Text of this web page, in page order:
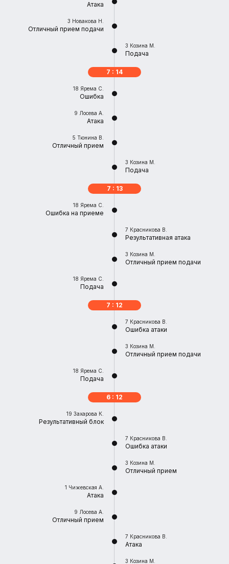
Атака
3 Новакова Н.
Отличный прием подачи
3 Козина М.
Подача
7 : 14
18 Ярема С.
Ошибка
9 Лосева А.
Атака
5 Тюнина В.
Отличный прием
3 Козина М.
Подача
7 : 13
18 Ярема С.
Ошибка на приеме
7 Красникова В.
Результативная атака
3 Козина М.
Отличный прием подачи
18 Ярема С.
Подача
7 : 12
7 Красникова В.
Ошибка атаки
3 Козина М.
Отличный прием подачи
18 Ярема С.
Подача
6 : 12
19 Захарова К.
Результативный блок
7 Красникова В.
Ошибка атаки
3 Козина М.
Отличный прием
1 Чижевская А.
Атака
9 Лосева А.
Отличный прием
7 Красникова В.
Атака
3 Козина М.